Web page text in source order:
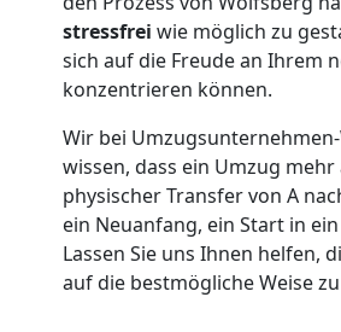
stressfrei wie möglich zu
sich auf die Freude an Ihrem
konzentrieren können.
Wir bei
wissen, dass ein Umzug mehr
physischer Transfer von A
ein Neuanfang, ein Start in
Lassen Sie uns Ihnen helfen,
auf die bestmögliche Weise
Umzug
für
Senioren
Wolfsberg